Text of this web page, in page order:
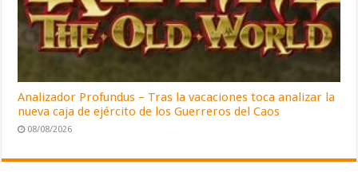
Analizador Profundus – Tras la vacaciones toca analizar la
nueva caja de ejército de los Guerreros del Caos
08/08/2026